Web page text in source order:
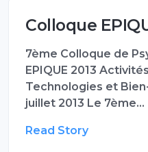
Colloque
7ème Colloque de
EPIQUE 2013
Technologies et
juillet 2013 Le 7ème…
Read Story